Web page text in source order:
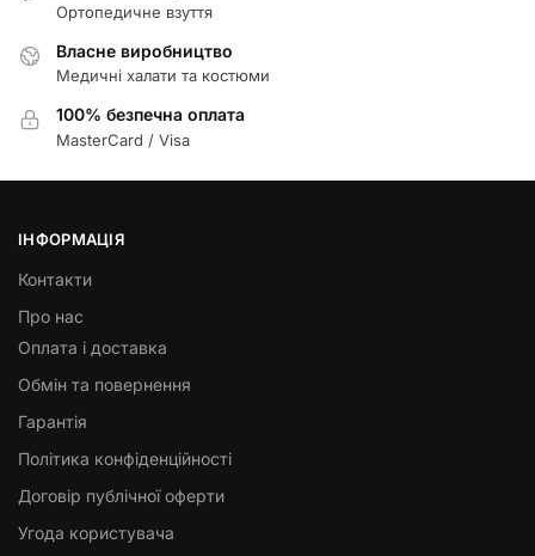
Ортопедичне взуття
Власне виробництво
Медичні халати та костюми
100% безпечна оплата
MasterCard / Visa
ІНФОРМАЦІЯ
Контакти
Про нас
Оплата і доставка
Обмін та повернення
Гарантія
Політика конфіденційності
Договір публічної оферти
Угода користувача